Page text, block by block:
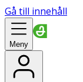
Gå till innehåll
Meny